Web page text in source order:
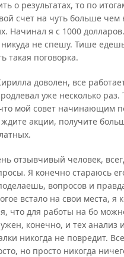
о результатах, то по
счет на чуть больше чем
Начинал я с 1000
никуда не спешу. Тише
такая поговорка.
доволен, все
уже несколько раз.
мой совет начинающим
акции, получите
отзывчивый человек,
Я конечно стараюсь
вопросов и
встало на свои места, я
что для работы на бо
конечно, и тех анализ
никогда не повредит.
но просто никогда